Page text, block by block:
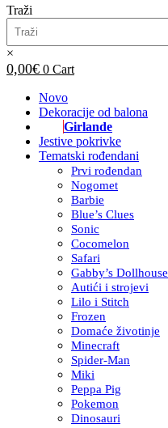
Traži
×
0,00€ 0 Cart
Novo
Dekoracije od balona
Girlande
Jestive pokrivke
Tematski rođendani
Prvi rođendan
Nogomet
Barbie
Blue’s Clues
Sonic
Cocomelon
Safari
Gabby’s Dollhouse
Autići i strojevi
Lilo i Stitch
Frozen
Domaće životinje
Minecraft
Spider-Man
Miki
Peppa Pig
Pokemon
Dinosauri